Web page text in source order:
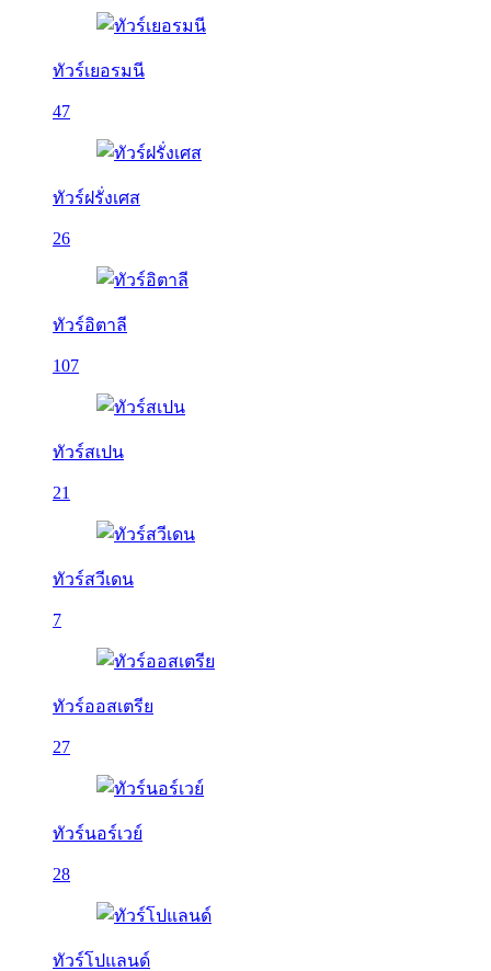
ทัวร์เยอรมนี
47
ทัวร์ฝรั่งเศส
26
ทัวร์อิตาลี
107
ทัวร์สเปน
21
ทัวร์สวีเดน
7
ทัวร์ออสเตรีย
27
ทัวร์นอร์เวย์
28
ทัวร์โปแลนด์